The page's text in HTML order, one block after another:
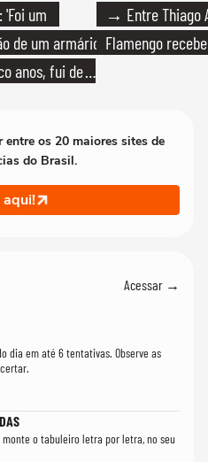
um
de um armário
anos, fui de
→ Entre Thiago
Flamengo
os 20 maiores sites de
do Brasil.
aqui!
Acessar →
dia em até 6 tentativas. Observe as
o tabuleiro letra por letra, no seu